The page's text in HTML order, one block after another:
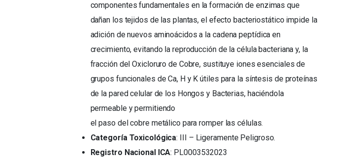
componentes fundamentales en la formación de enzimas que
dañan los tejidos de las plantas, el efecto bacteriostático impide la
adición de nuevos aminoácidos a la cadena peptídica en
crecimiento, evitando la reproducción de la célula bacteriana y, la
fracción del Oxicloruro de Cobre, sustituye iones esenciales de
grupos funcionales de Ca, H y K útiles para la síntesis de proteínas
de la pared celular de los Hongos y Bacterias, haciéndola
permeable y permitiendo
el paso del cobre metálico para romper las células.
Categoría Toxicológica: III – Ligeramente Peligroso.
Registro Nacional ICA: PL0003532023